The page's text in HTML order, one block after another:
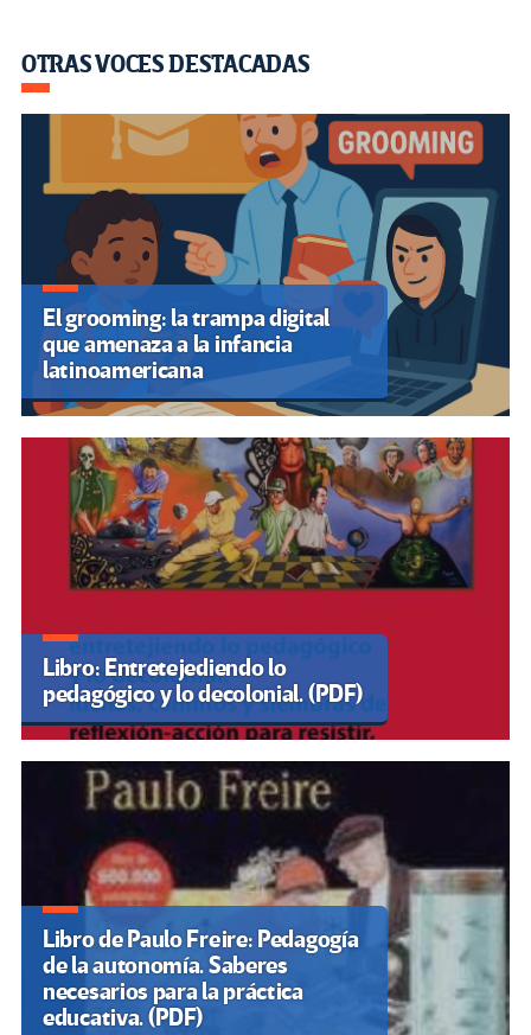
OTRAS VOCES DESTACADAS
El grooming: la trampa digital
que amenaza a la infancia
latinoamericana
Libro: Entretejediendo lo
pedagógico y lo decolonial. (PDF)
Libro de Paulo Freire: Pedagogía
de la autonomía. Saberes
necesarios para la práctica
educativa. (PDF)